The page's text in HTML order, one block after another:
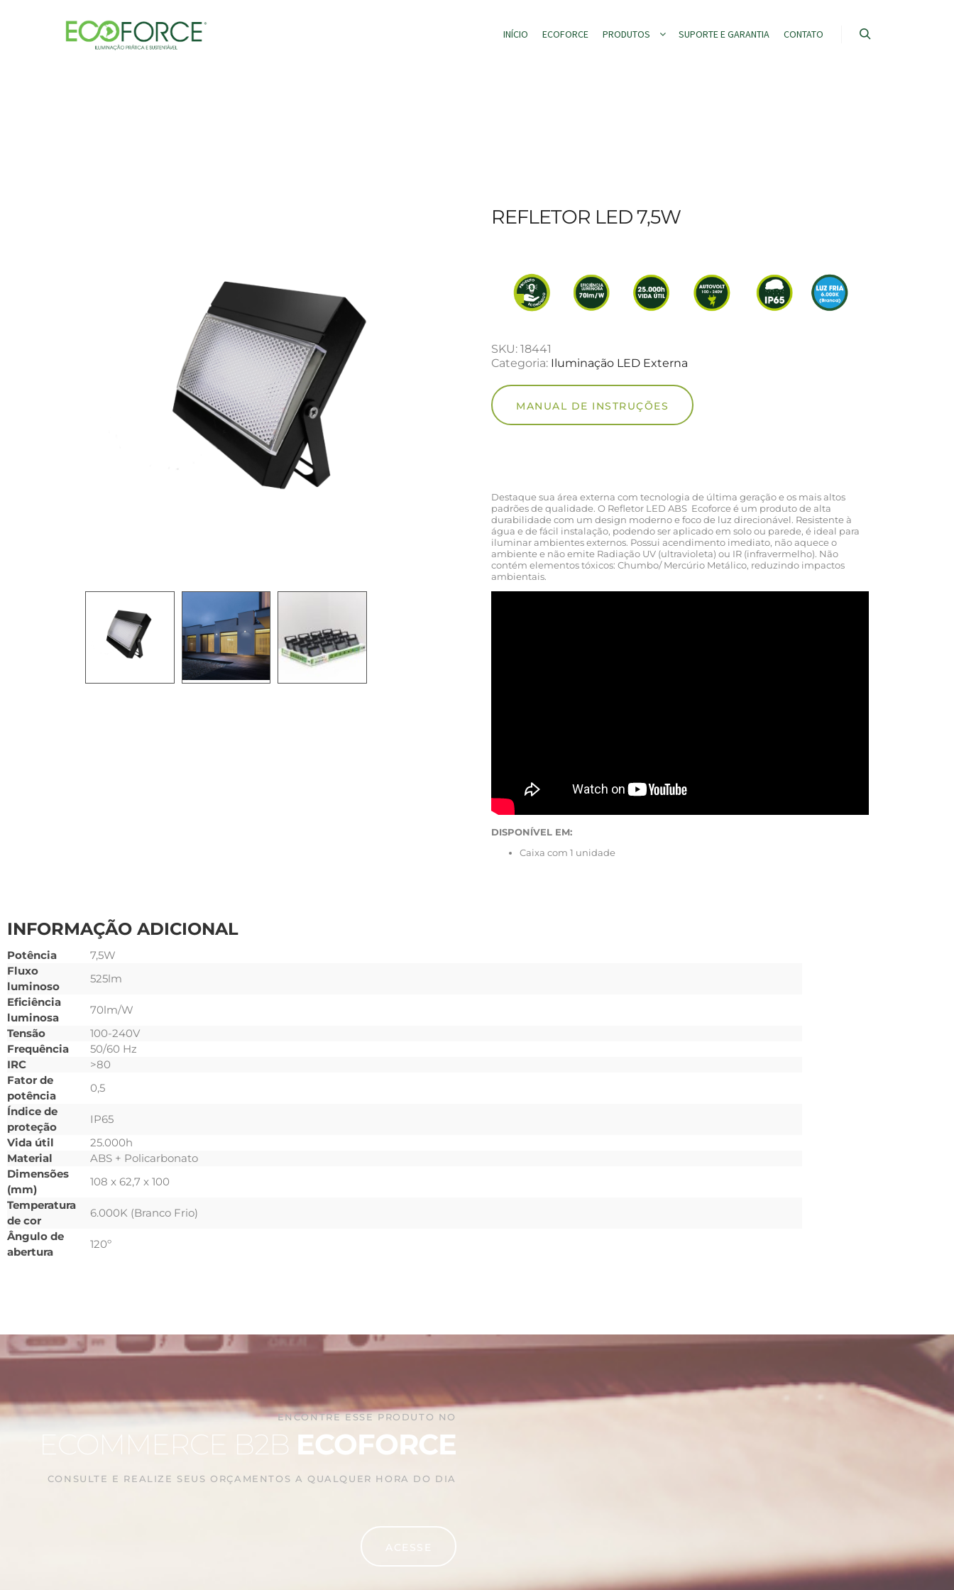
INÍCIO ECOFORCE PRODUTOS SUPORTE E GARANTIA CONTATO
REFLETOR LED 7,5W
SKU: 18441
Categoria: Iluminação LED Externa
MANUAL DE INSTRUÇÕES
Destaque sua área externa com tecnologia de última geração e os mais altos
padrões de qualidade. O Refletor LED ABS Ecoforce é um produto de alta
durabilidade com um design moderno e foco de luz direcionável. Resistente à
água e de fácil instalação, podendo ser aplicado em solo ou parede, é ideal para
iluminar ambientes externos. Possui acendimento imediato, não aquece o
ambiente e não emite Radiação UV (ultravioleta) ou IR (infravermelho). Não
contém elementos tóxicos: Chumbo/ Mercúrio Metálico, reduzindo impactos
ambientais.
DISPONÍVEL EM:
Caixa com 1 unidade
INFORMAÇÃO ADICIONAL
Potência
7,5W
Fluxo
luminoso
525lm
Eficiência
luminosa
70lm/W
Tensão
100-240V
Frequência
50/60 Hz
IRC
>80
Fator de
potência
0,5
Índice de
proteção
IP65
Vida útil
25.000h
Material
ABS + Policarbonato
Dimensões
(mm)
108 x 62,7 x 100
Temperatura
de cor
6.000K (Branco Frio)
Ângulo de
abertura
120º
ENCONTRE ESSE PRODUTO NO
ECOMMERCE B2B ECOFORCE
CONSULTE E REALIZE SEUS ORÇAMENTOS A QUALQUER HORA DO DIA
ACESSE